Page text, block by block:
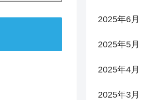
2025年6月
2025年5月
2025年4月
2025年3月